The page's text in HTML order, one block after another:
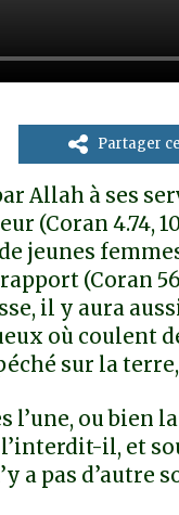
Partager
Allah à ses
(Coran 4.74,
jeunes
(Coran
il y aura aussi
où coulent
sur la
l’une, ou bien
il, et
a pas d’autre